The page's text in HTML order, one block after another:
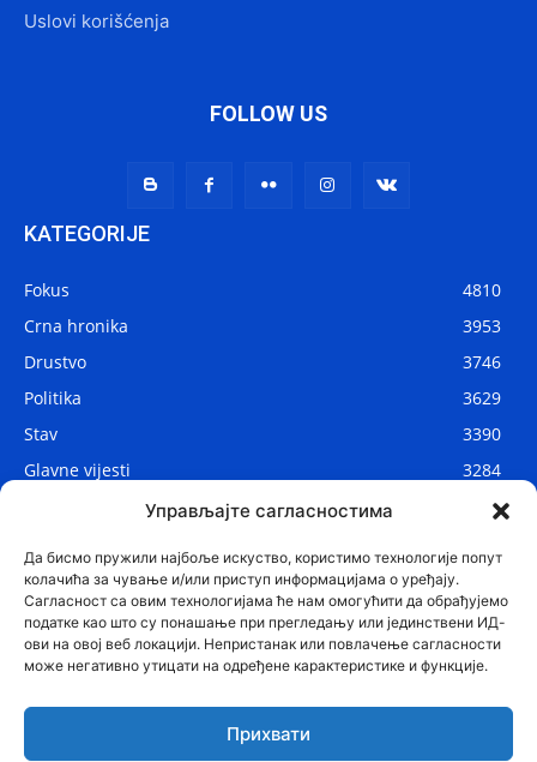
Управљајте сагласностима
Да бисмо пружили најбоље искуство, користимо технологије попут
колачића за чување и/или приступ информацијама о уређају.
Сагласност са овим технологијама ће нам омогућити да обрађујемо
податке као што су понашање при прегледању или јединствени ИД-
ови на овој веб локацији. Непристанак или повлачење сагласности
може негативно утицати на одређене карактеристике и функције.
Прихвати
Uslovi korišćenja
FOLLOW US
KATEGORIJE
Fokus
4810
Crna hronika
3953
Drustvo
3746
Politika
3629
Stav
3390
Glavne vijesti
3284
2906